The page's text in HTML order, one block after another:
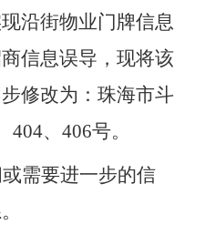
沿街物业门牌信息
信息误导，现将该
修改为：珠海市斗
404、 406号。
需要进一步的信